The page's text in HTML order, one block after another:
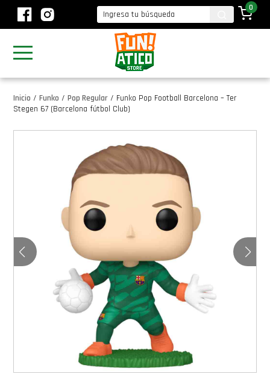
0
Inicio / Funko / Pop Regular / Funko Pop Football Barcelona – Ter
Stegen 67 (Barcelona fútbol Club)